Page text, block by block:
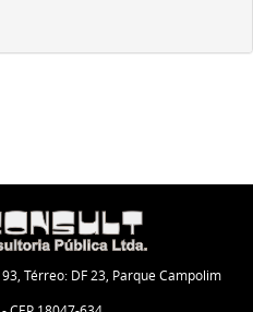
Térreo: DF 23, Parque Campolim